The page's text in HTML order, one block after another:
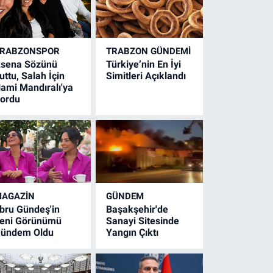
Sözünü
Salah İçin
Mandıralı'ya
TRABZON GÜNDEMİ
Türkiye’nin En İyi
Simitleri Açıklandı
Gündeş'in
Görünümü
Oldu
GÜNDEM
Başakşehir'de
Sanayi Sitesinde
Yangın Çıktı